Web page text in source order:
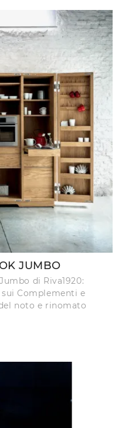
JUMBO
di Riva1920:
Complementi e
noto e rinomato